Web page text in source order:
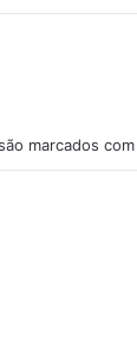
marcados com